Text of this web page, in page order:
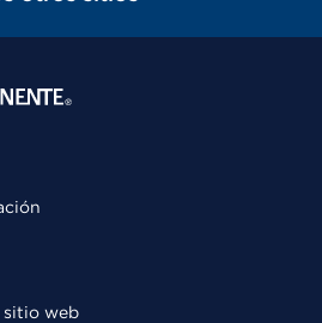
sitio web